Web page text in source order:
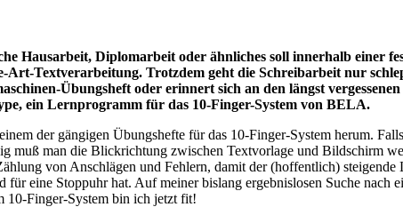
Hausarbeit, Diplomarbeit oder ähnliches soll innerhalb einer
Textverarbeitung. Trotzdem geht die Schreibarbeit nur
Übungsheft oder erinnert sich an den längst
ein Lernprogramm für das 10-Finger-System von BELA.
der gängigen Übungshefte für das 10-Finger-System herum.
muß man die Blickrichtung zwischen Textvorlage und Bildschirm
von Anschlägen und Fehlern, damit der (hoffentlich)
für eine Stoppuhr hat. Auf meiner bislang ergebnislosen Suche
10-Finger-System bin ich jetzt fit!